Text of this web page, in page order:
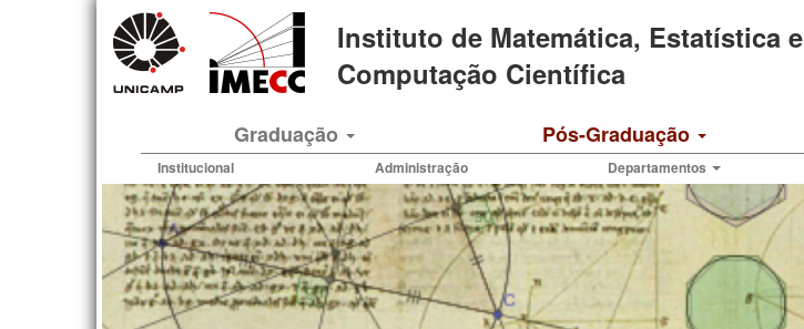
Instituto de Matemática, Estatística e
Computação Científica
Graduação Pós-Graduação
Institucional Administração Departamentos